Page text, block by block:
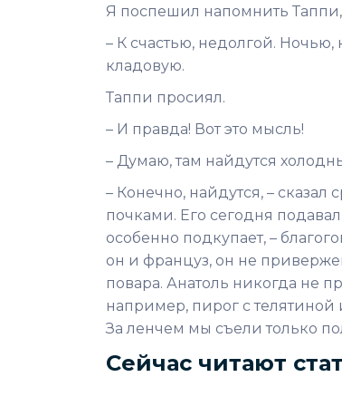
Я поспешил напомнить Таппи,
– К счастью, недолгой.
кладовую.
Таппи просиял.
– И правда! Вот это мысль!
– Думаю, там найдутся
– Конечно, найдутся, –
почками. Его сегодня
особенно подкупает, –
он и француз, он не
повара. Анатоль никогда не
например, пирог с телятиной
За ленчем мы съели только
Сейчас читают